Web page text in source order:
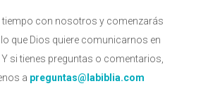
tiempo con nosotros y comenzarás
lo que Dios quiere comunicarnos en
si tienes preguntas o comentarios,
a preguntas@labiblia.com